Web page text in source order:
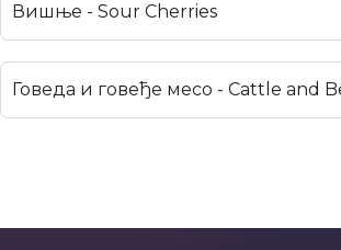
Вишње - Sour Cherries
Говеда и говеђе месо - Cattle and